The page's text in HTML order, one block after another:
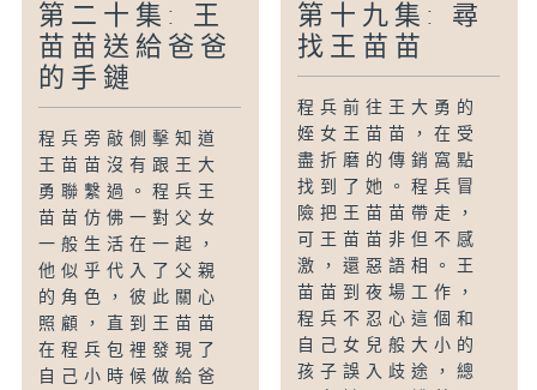
第二十集: 王
苗苗送給爸爸
的手鏈
程兵旁敲側擊知道
王苗苗沒有跟王大
勇聯繫過。程兵王
苗苗仿佛一對父女
一般生活在一起，
他似乎代入了父親
的角色，彼此關心
照顧，直到王苗苗
在程兵包裡發現了
自己小時候做給爸
第十九集: 尋
找王苗苗
程兵前往王大勇的
姪女王苗苗，在受
盡折磨的傳銷窩點
找到了她。程兵冒
險把王苗苗帶走，
可王苗苗非但不感
激，還惡語相。王
苗苗到夜場工作，
程兵不忍心這個和
自己女兒般大小的
孩子誤入歧途，總